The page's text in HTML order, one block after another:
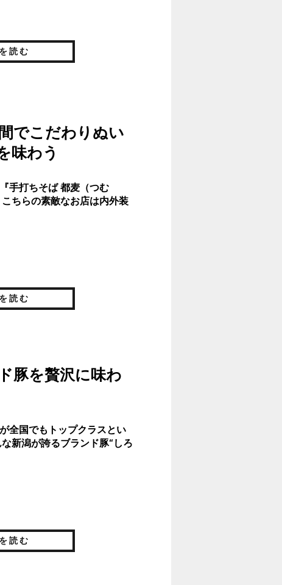
読む
でこだわりぬい
味わう
手打ちそば 都麦（つむ
ちらの素敵なお店は内外装
読む
豚を贅沢に味わ
全国でもトップクラスとい
新潟が誇るブランド豚“しろ
読む